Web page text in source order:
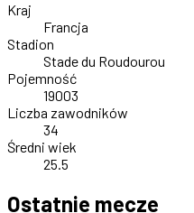
Kraj
Francja
Stadion
Stade du Roudourou
Pojemność
19003
Liczba zawodników
34
Średni wiek
25.5
Ostatnie mecze